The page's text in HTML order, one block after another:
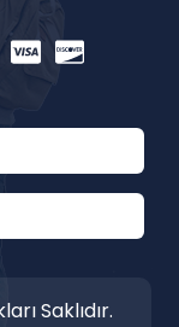
Saklıdır.